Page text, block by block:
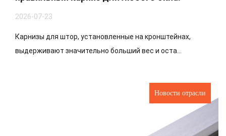
2026-07-23
Карнизы для штор, установленные на кронштейнах,
выдерживают значительно больший вес и оста...
Новости отрасли